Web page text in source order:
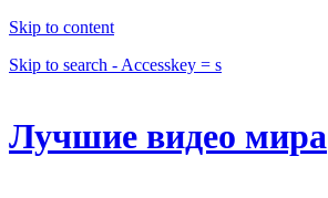
Skip to content
Skip to search - Accesskey = s
Лучшие видео мира